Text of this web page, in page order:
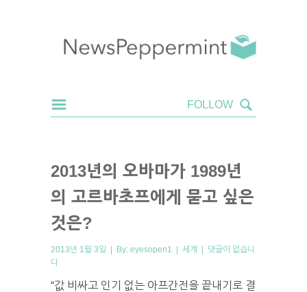
2013년의 오바마가 1989년
의 고르바초프에게 묻고 싶은
것은?
2013년 1월 3일 | By: eyesopen1 | 세계 | 댓글이 없습니
다
“값 비싸고 인기 없는 아프간전을 끝내기로 결